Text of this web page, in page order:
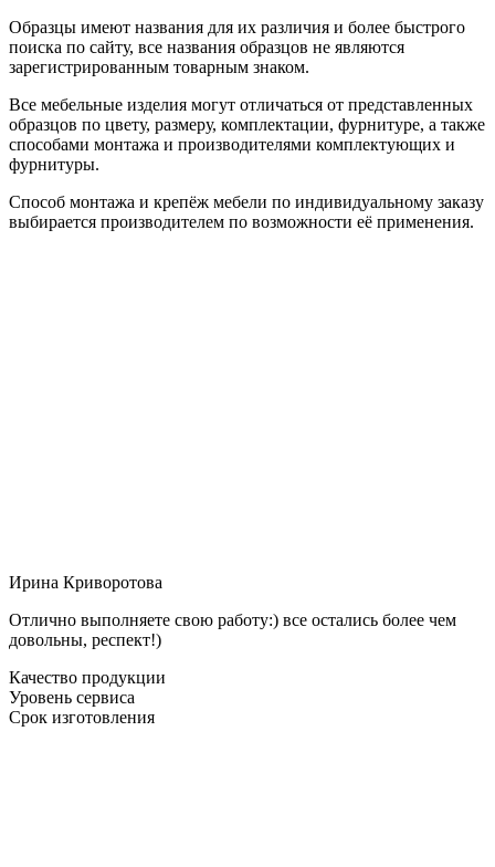
Образцы имеют названия для их различия и более быстрого
поиска по сайту, все названия образцов не являются
зарегистрированным товарным знаком.
Все мебельные изделия могут отличаться от представленных
образцов по цвету, размеру, комплектации, фурнитуре, а также
способами монтажа и производителями комплектующих и
фурнитуры.
Способ монтажа и крепёж мебели по индивидуальному заказу
выбирается производителем по возможности её применения.
Ирина Криворотова
Отлично выполняете свою работу:) все остались более чем
довольны, респект!)
Качество продукции
Уровень сервиса
Срок изготовления